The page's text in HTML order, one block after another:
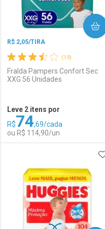
Comprar sem Desconto
Por R$ 31,99/cada
Comprar sem Desconto
Por R$ 31,99/cada
(19)
R$ 2,05/TIRA
Fralda Pampers Confort Sec
XXG 56 Unidades
Leve 2 itens por
R$74,69/cada
ou R$ 114,90/un
COMPRAR
Laboratório
Por Menos